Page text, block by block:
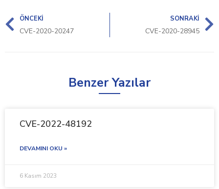
ÖNCEKI
CVE-2020-20247
SONRAKI
CVE-2020-28945
Benzer Yazılar
CVE-2022-48192
DEVAMINI OKU »
6 Kasım 2023